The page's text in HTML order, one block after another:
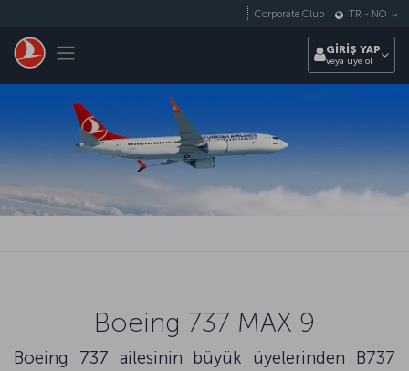
Toggle navigation
Corporate Club TR - NO
GİRİŞ YAP
veya üye ol
Boeing 737 MAX 9
Boeing 737 ailesinin büyük üyelerinden B737